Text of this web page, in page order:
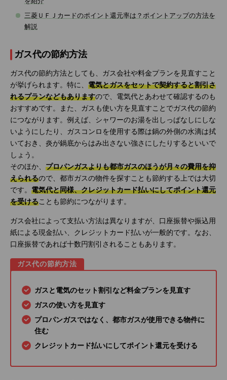
三菱ＵＦＪカードのポイント還元率は？ポイントアップの方法を
解説
ガス代の節約方法
ガス代の節約方法としても、ガス会社や料金プランを見直すこと
が挙げられます。特に、 電気とガスをセットで契約すると割引さ
れるプランなどもありますので、電気代とあわせて確認するのも
おすすめです。また、ガスも使い方を見直すことでガス代の節約
につながります。例えば、シャワーのお湯を出しっぱなしにしな
いようにしたり、ガスコンロを使用する際は鍋の外側の水滴は拭
いておき、炎が鍋底からはみ出さない強さにしたりするといいで
しょう。
そのほか、 プロパンガスよりも都市ガスのほうが月々の費用を抑
えられるので、都市ガスの物件を探すことも節約する上では大切
です。 電気代と同様、クレジットカード払いにしてポイント還元
を受けることも節約につながります。
ガス会社によって支払い方法は異なりますが、口座振替や振込用
紙による現金払い、クレジットカード払いが一般的です。なお、
口座振替であれば十数円割引されることもあります。
ガス代の節約方法
ガスと電気のセット割引など料金プランを見直す
ガスの使い方を見直す
プロパンガスではなく、都市ガスが使用できる物件に
住む
クレジットカード払いにしてポイント還元を受ける